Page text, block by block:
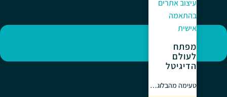
עיצוב אתרים
בהתאמה
אישית
מפתח
לעולם
הדיגיטל
טעימה מהבלוג…